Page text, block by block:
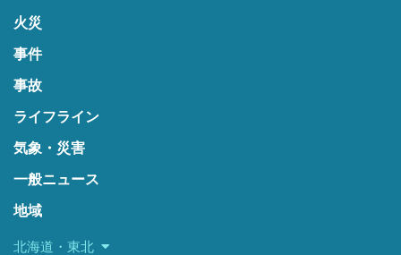
火災
事件
事故
ライフライン
気象・災害
一般ニュース
地域
北海道・東北